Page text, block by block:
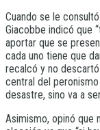
Cuando se le
Giacobbe indicó que
aportar que se
cada uno tiene que
recalcó y no
central del
desastre, sino va a
Asimismo, opinó que